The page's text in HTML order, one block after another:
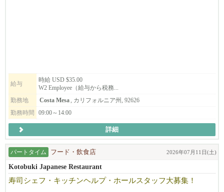
責任が必要となる職種ですので、9月末から代表がマンツーマンで
手厚く指導・サポートしますので、英語に少し不安がある方や未
経験の方でも安心して一歩を踏み出せます。。ご応募、お待ちし
ております。
給与
時給 USD $35.00
W2 Employee（給与から税務...
勤務地
Costa Mesa, カリフォルニア州, 92626
勤務時間
09:00～14:00
詳細
パートタイム フード・飲食店 2026年07月11日(土)
Kotobuki Japanese Restaurant
寿司シェフ・キッチンヘルプ・ホールスタッフ大募集！